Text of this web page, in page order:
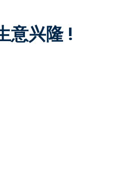
意兴隆 !